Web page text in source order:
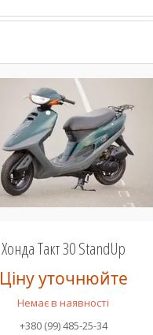
Хонда Такт 30 StandUp
Ціну уточнюйте
Немає в наявності
+380 (99) 485-25-34